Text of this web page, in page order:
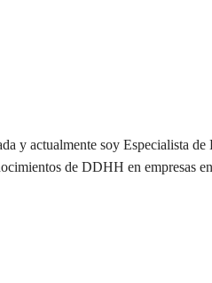
y actualmente soy Especialista
de DDHH en empresas